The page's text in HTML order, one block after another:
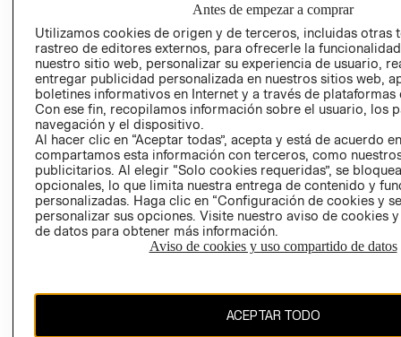
TRANSPARENCIA
Y ÉTICA (INGLÉS)
COMERCIO - SIC
PETICIONES
QUEJAS Y
RECLAMOS
Colombia ($)
CAMBIAR REGIÓN
El contenido de esta página web está protegido por copyright y es
Antes de empezar a comprar
Utilizamos cookies de origen y de terceros, incluidas otras
rastreo de editores externos, para ofrecerle la
nuestro sitio web, personalizar su experiencia de usuario,
entregar publicidad personalizada en nuestros sitios web,
boletines informativos en Internet y a través de plataformas
Con ese fin, recopilamos información sobre el usuario, los
navegación y el dispositivo.
Al hacer clic en “Aceptar todas”, acepta y está de acuerdo
compartamos esta información con terceros, como
publicitarios. Al elegir “Solo cookies requeridas”, se
opcionales, lo que limita nuestra entrega de contenido y
personalizadas. Haga clic en “Configuración de cookies y
personalizar sus opciones. Visite nuestro aviso de cookies
de datos para obtener más información.
Aviso de cookies y uso compartido de datos
ACEPTAR TODO